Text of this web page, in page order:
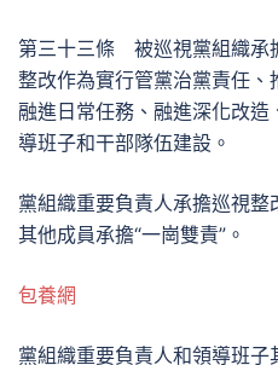
第三十三條 被巡視黨組織承
整改作為實行管黨治黨責任、
融進日常任務、融進深化改
導班子和干部隊伍建設。
黨組織重要負責人承擔巡視
其他成員承擔“一崗雙責”。
包養網
黨組織重要負責人和領導班